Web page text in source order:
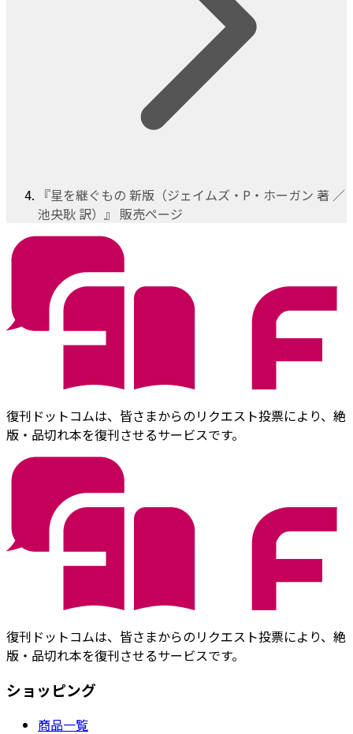
『星を継ぐもの 新版（ジェイムズ・P・ホーガン 著 ／
池央耿 訳）』 販売ページ
復刊ドットコムは、皆さまからのリクエスト投票により、絶
版・品切れ本を復刊させるサービスです。
復刊ドットコムは、皆さまからのリクエスト投票により、絶
版・品切れ本を復刊させるサービスです。
ショッピング
商品一覧